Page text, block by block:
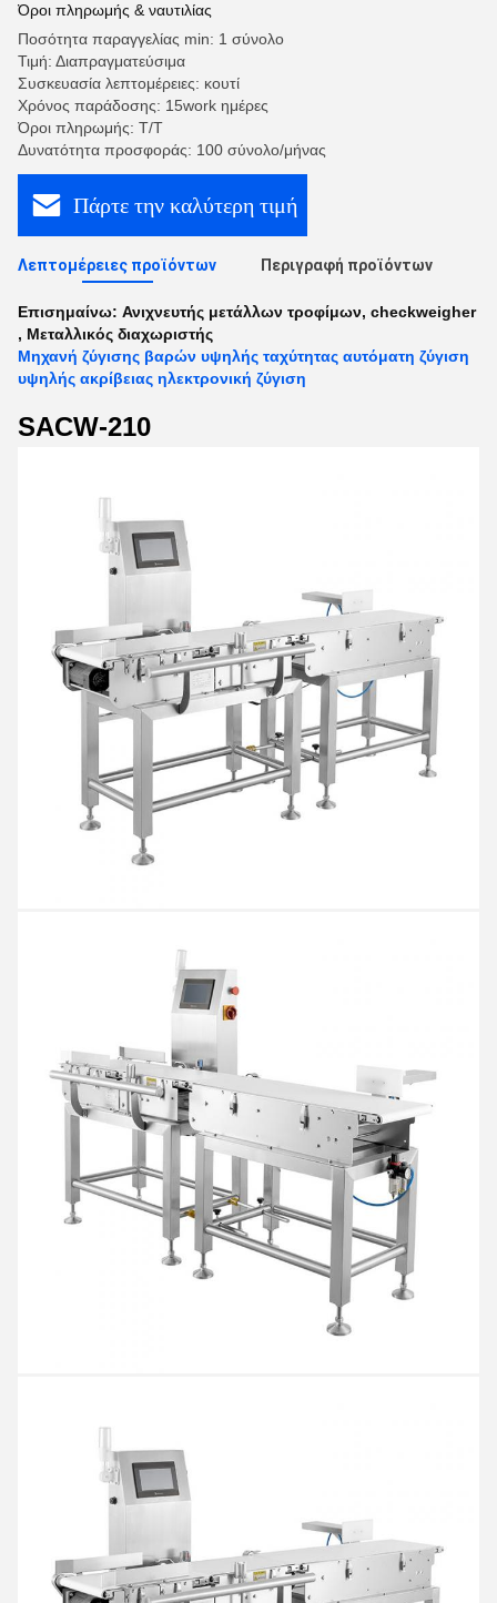
Όροι πληρωμής & ναυτιλίας
Ποσότητα παραγγελίας min: 1 σύνολο
Τιμή: Διαπραγματεύσιμα
Συσκευασία λεπτομέρειες: κουτί
Χρόνος παράδοσης: 15work ημέρες
Όροι πληρωμής: T/T
Δυνατότητα προσφοράς: 100 σύνολο/μήνας
Πάρτε την καλύτερη τιμή
Λεπτομέρειες προϊόντων Περιγραφή προϊόντων
Επισημαίνω: Ανιχνευτής μετάλλων τροφίμων, checkweigher
, Μεταλλικός διαχωριστής
Μηχανή ζύγισης βαρών υψηλής ταχύτητας αυτόματη ζύγιση
υψηλής ακρίβειας ηλεκτρονική ζύγιση
SACW-210